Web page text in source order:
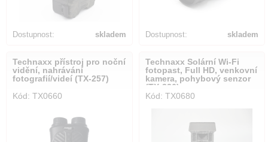
Dostupnost: skladem Dostupnost: skladem
Technaxx přístroj pro noční
vidění, nahrávání
fotografií/videí (TX-257)
Kód: TX0660
Technaxx Solární Wi-Fi
fotopast, Full HD, venkovní
kamera, pohybový senzor
(TX-326)
Kód: TX0680